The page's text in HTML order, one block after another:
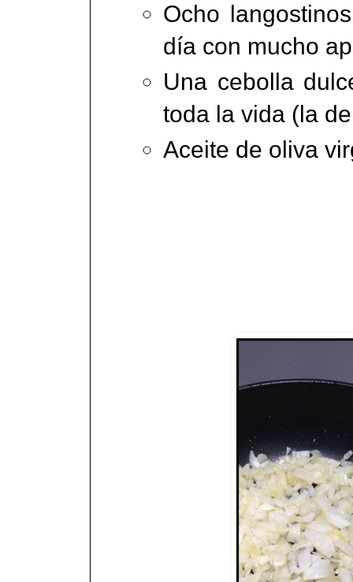
Ocho
día con mucho
Una cebolla
toda la vida (la
Aceite de oliva